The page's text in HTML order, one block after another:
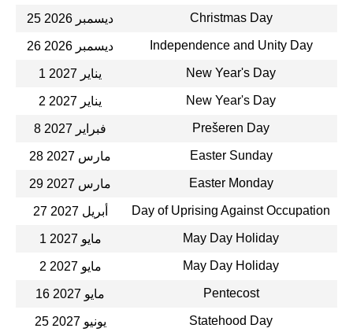
25 ديسمبر 2026 Christmas Day
26 ديسمبر 2026 Independence and Unity Day
1 يناير 2027 New Year's Day
2 يناير 2027 New Year's Day
8 فبراير 2027 Prešeren Day
28 مارس 2027 Easter Sunday
29 مارس 2027 Easter Monday
27 أبريل 2027 Day of Uprising Against Occupation
1 مايو 2027 May Day Holiday
2 مايو 2027 May Day Holiday
16 مايو 2027 Pentecost
25 يونيو 2027 Statehood Day